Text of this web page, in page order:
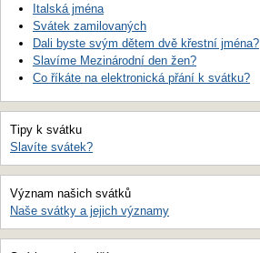
Italská jména
Svátek zamilovaných
Dali byste svým dětem dvě křestní jména?
Slavíme Mezinárodní den žen?
Co říkáte na elektronická přání k svátku?
Tipy k svátku
Slavíte svátek?
Význam našich svátků
Naše svátky a jejich významy